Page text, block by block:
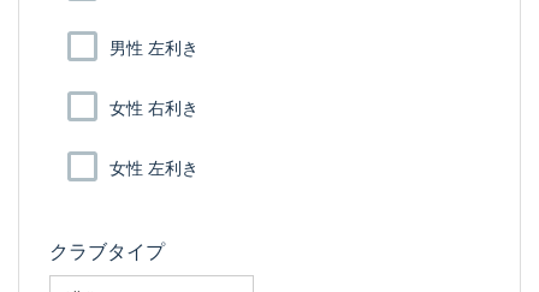
男性 左利き
女性 右利き
女性 左利き
クラブタイプ